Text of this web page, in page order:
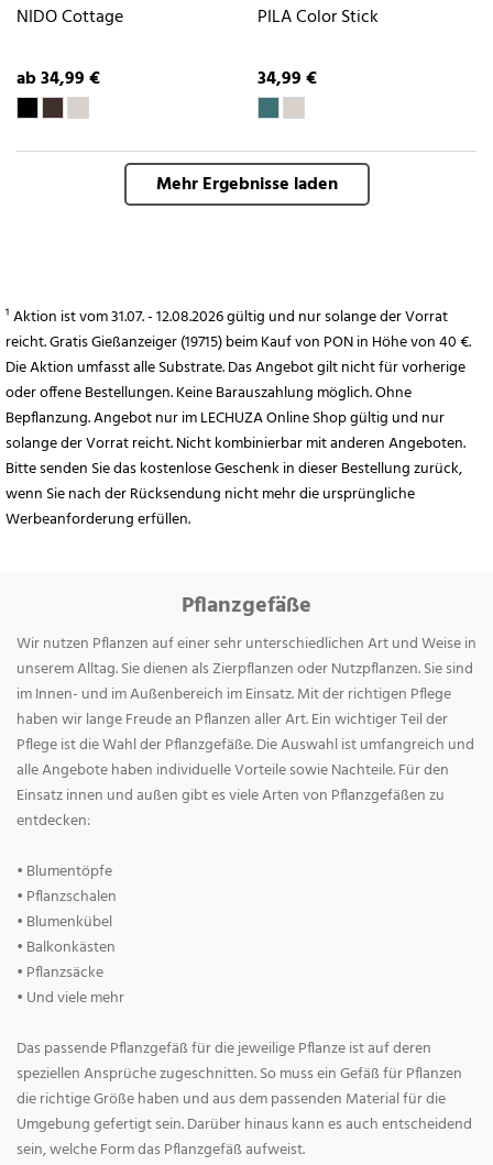
NIDO Cottage
ab 34,99 €
PILA Color Stick
34,99 €
Mehr Ergebnisse laden
¹ Aktion ist vom 31.07. - 12.08.2026 gültig und nur solange der Vorrat
reicht. Gratis Gießanzeiger (19715) beim Kauf von PON in Höhe von 40 €.
Die Aktion umfasst alle Substrate. Das Angebot gilt nicht für vorherige
oder offene Bestellungen. Keine Barauszahlung möglich. Ohne
Bepflanzung. Angebot nur im LECHUZA Online Shop gültig und nur
solange der Vorrat reicht. Nicht kombinierbar mit anderen Angeboten.
Bitte senden Sie das kostenlose Geschenk in dieser Bestellung zurück,
wenn Sie nach der Rücksendung nicht mehr die ursprüngliche
Werbeanforderung erfüllen.
Pflanzgefäße
Wir nutzen Pflanzen auf einer sehr unterschiedlichen Art und Weise in
unserem Alltag. Sie dienen als Zierpflanzen oder Nutzpflanzen. Sie sind
im Innen- und im Außenbereich im Einsatz. Mit der richtigen Pflege
haben wir lange Freude an Pflanzen aller Art. Ein wichtiger Teil der
Pflege ist die Wahl der Pflanzgefäße. Die Auswahl ist umfangreich und
alle Angebote haben individuelle Vorteile sowie Nachteile. Für den
Einsatz innen und außen gibt es viele Arten von Pflanzgefäßen zu
entdecken:
• Blumentöpfe
• Pflanzschalen
• Blumenkübel
• Balkonkästen
• Pflanzsäcke
• Und viele mehr
Das passende Pflanzgefäß für die jeweilige Pflanze ist auf deren
speziellen Ansprüche zugeschnitten. So muss ein Gefäß für Pflanzen
die richtige Größe haben und aus dem passenden Material für die
Umgebung gefertigt sein. Darüber hinaus kann es auch entscheidend
sein, welche Form das Pflanzgefäß aufweist.